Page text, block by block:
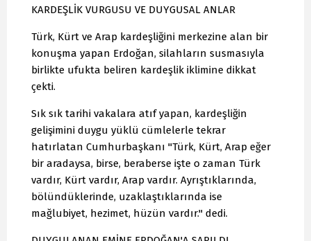
KARDEŞLİK VURGUSU VE DUYGUSAL ANLAR
Türk, Kürt ve Arap kardeşliğini merkezine alan bir
konuşma yapan Erdoğan, silahların susmasıyla
birlikte ufukta beliren kardeşlik iklimine dikkat
çekti.
Sık sık tarihi vakalara atıf yapan, kardeşliğin
gelişimini duygu yüklü cümlelerle tekrar
hatırlatan Cumhurbaşkanı "Türk, Kürt, Arap eğer
bir aradaysa, birse, beraberse işte o zaman Türk
vardır, Kürt vardır, Arap vardır. Ayrıştıklarında,
bölündüklerinde, uzaklaştıklarında ise
mağlubiyet, hezimet, hüzün vardır." dedi.